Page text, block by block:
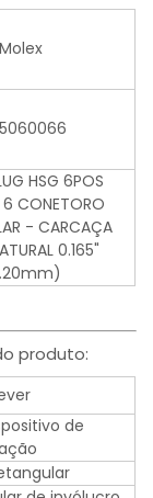
Molex
HSG 6POS
CONETORO
- CARCAÇA
0.165"
produto:
de